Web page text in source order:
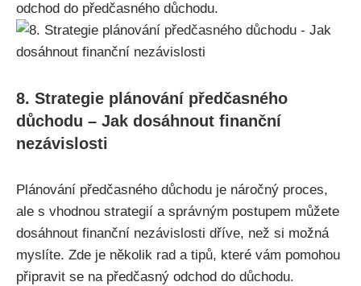
odchod do předčasného důchodu.
8. Strategie plánování předčasného
důchodu – Jak dosáhnout finanční
nezávislosti
Plánování předčasného důchodu je náročný proces,
ale s vhodnou strategií a správným postupem můžete
dosáhnout finanční nezávislosti dříve, než si možná
myslíte. Zde je několik rad a tipů, které vám pomohou
připravit se na předčasný odchod do důchodu.